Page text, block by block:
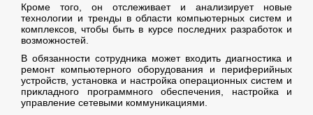
Кроме того, он отслеживает и анализирует новые
технологии и тренды в области компьютерных систем и
комплексов, чтобы быть в курсе последних разработок и
возможностей.
В обязанности сотрудника может входить диагностика и
ремонт компьютерного оборудования и периферийных
устройств, установка и настройка операционных систем и
прикладного программного обеспечения, настройка и
управление сетевыми коммуникациями.